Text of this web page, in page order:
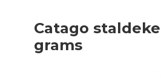
Catago
grams